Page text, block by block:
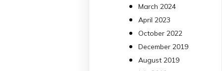
Bibliosalut
en un estudi sobre com
March 2024
April 2023
October 2022
December 2019
August 2019